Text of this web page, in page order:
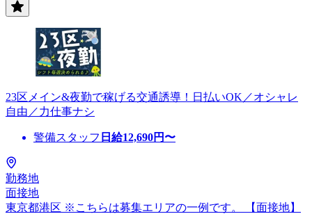
23区メイン&夜勤で稼げる交通誘導！日払いOK／オシャレ
自由／力仕事ナシ
警備スタッフ 日給12,690円〜
勤務地
面接地
東京都港区 ※こちらは募集エリアの一例です。 【面接地】